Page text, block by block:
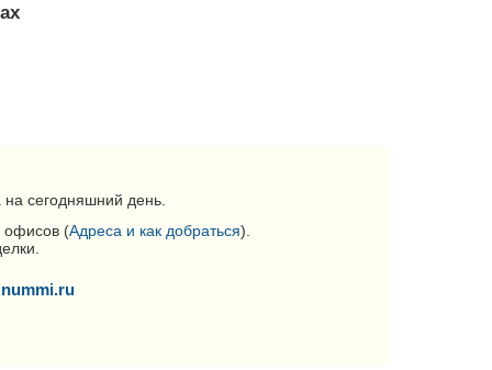
сегодняшний день.
офисов (Адреса и как добраться).